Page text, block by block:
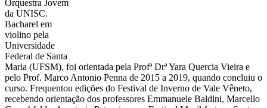
Orquestra Jovem
da UNISC.
Bacharel em
violino pela
Universidade
Federal de Santa
Maria (UFSM), foi orientada pela Profª Drª Yara Quercia Vieira e
pelo Prof. Marco Antonio Penna de 2015 a 2019, quando concluiu o
curso. Frequentou edições do Festival de Inverno de Vale Vêneto,
recebendo orientação dos professores Emmanuele Baldini, Marcello